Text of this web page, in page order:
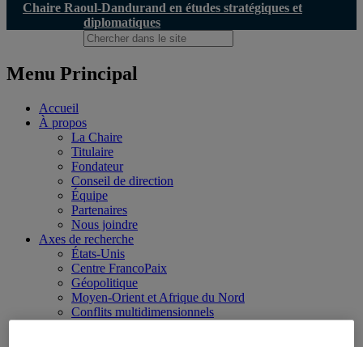
Chaire Raoul-Dandurand en études stratégiques et
diplomatiques
Menu Principal
Accueil
À propos
La Chaire
Titulaire
Fondateur
Conseil de direction
Équipe
Partenaires
Nous joindre
Axes de recherche
États-Unis
Centre FrancoPaix
Géopolitique
Moyen-Orient et Afrique du Nord
Conflits multidimensionnels